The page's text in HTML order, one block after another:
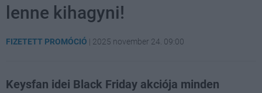
lenne kihagyni!
FIZETETT PROMÓCIÓ | 2025 november 24. 09:00
Keysfan idei Black Friday akciója minden